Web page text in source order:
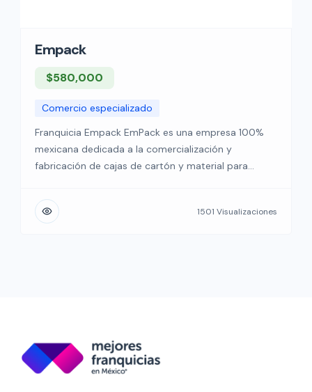
Empack
$580,000
Comercio especializado
Franquicia Empack EmPack es una empresa 100%
mexicana dedicada a la comercialización y
fabricación de cajas de cartón y material para
y más de 70 años de experiencia. ¡Vendemos desde
una pieza! Tenemos presencia en distintos puntos
1501 Visualizaciones